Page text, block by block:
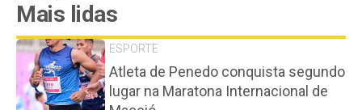
Mais lidas
ESPORTE
Atleta de Penedo conquista segundo
lugar na Maratona Internacional de